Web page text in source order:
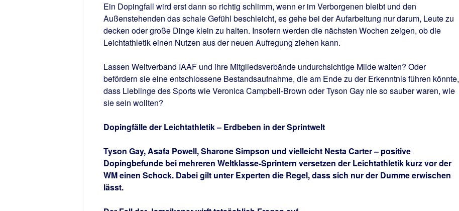
Ein Dopingfall wird erst dann so richtig schlimm, wenn er im Verborgenen bleibt und den
Außenstehenden das schale Gefühl beschleicht, es gehe bei der Aufarbeitung nur darum, Leute zu
decken oder große Dinge klein zu halten. Insofern werden die nächsten Wochen zeigen, ob die
Leichtathletik einen Nutzen aus der neuen Aufregung ziehen kann.
Lassen Weltverband IAAF und ihre Mitgliedsverbände undurchsichtige Milde walten? Oder
befördern sie eine entschlossene Bestandsaufnahme, die am Ende zu der Erkenntnis führen könnte,
dass Lieblinge des Sports wie Veronica Campbell-Brown oder Tyson Gay nie so sauber waren, wie
sie sein wollten?
Dopingfälle der Leichtathletik – Erdbeben in der Sprintwelt
Tyson Gay, Asafa Powell, Sharone Simpson und vielleicht Nesta Carter – positive
Dopingbefunde bei mehreren Weltklasse-Sprintern versetzen der Leichtathletik kurz vor der
WM einen Schock. Dabei gilt unter Experten die Regel, dass sich nur der Dumme erwischen
lässt.